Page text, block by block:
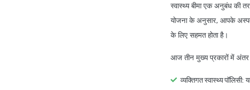
स्वास्थ्य बीमा एक अनुबंध की
योजना के अनुसार, आपके
के लिए सहमत होता है।
आज तीन मुख्य प्रकारों में अंतर
व्यक्तिगत स्वास्थ्य पॉलिसी: